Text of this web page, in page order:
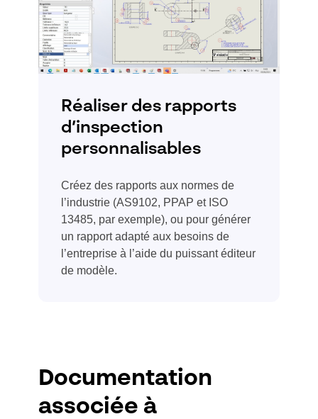
Réaliser des rapports
d’inspection
personnalisables
Créez des rapports aux normes de
l’industrie (AS9102, PPAP et ISO
13485, par exemple), ou pour générer
un rapport adapté aux besoins de
l’entreprise à l’aide du puissant éditeur
de modèle.
Documentation
associée à